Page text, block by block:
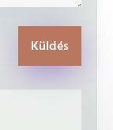
Küldés